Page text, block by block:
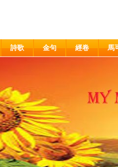
詩歌 金句 經卷 馬